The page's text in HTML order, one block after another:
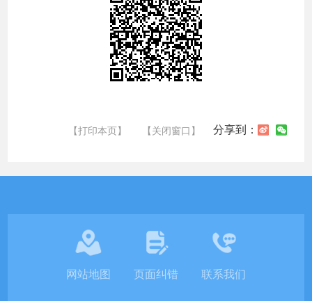
【打印本页】 【关闭窗口】 分享到：
网站地图 页面纠错 联系我们